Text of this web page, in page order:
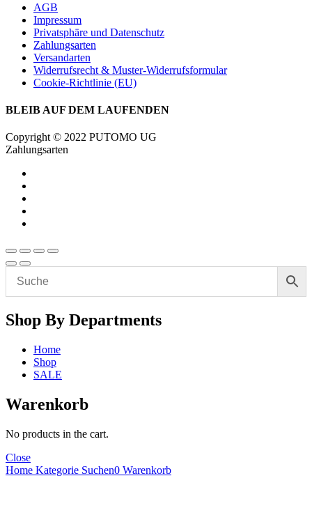
AGB
Impressum
Privatsphäre und Datenschutz
Zahlungsarten
Versandarten
Widerrufsrecht & Muster-Widerrufsformular
Cookie-Richtlinie (EU)
BLEIB AUF DEM LAUFENDEN
Copyright © 2022 PUTOMO UG
Zahlungsarten
Shop By Departments
Home
Shop
SALE
Warenkorb
No products in the cart.
Close
Home Kategorie Suchen0 Warenkorb